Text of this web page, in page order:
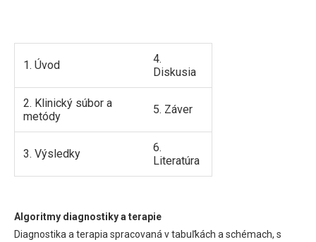
1. Úvod
4.
Diskusia
2. Klinický súbor a
metódy
5. Záver
3. Výsledky
6.
Literatúra
Algoritmy diagnostiky a terapie
Diagnostika a terapia spracovaná v tabuľkách a schémach, s